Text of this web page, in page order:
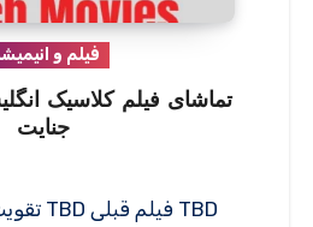
فیلم و
تماشای فیلم کلاسیک
جنایت
TBD فیلم قبلی TBD تقویت زبان با تماشای